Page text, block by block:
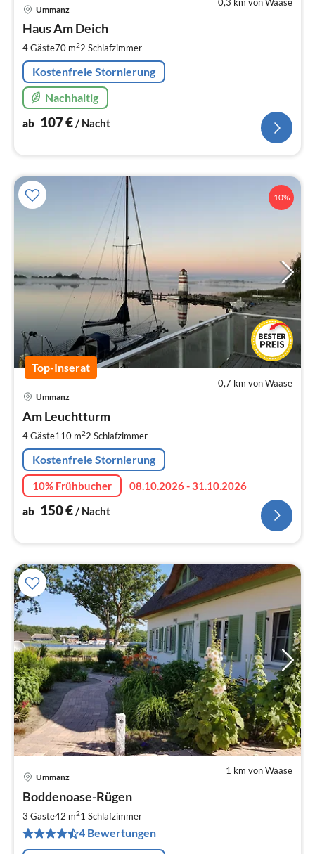
0,3 km von Waase
Ummanz
Haus Am Deich
4 Gäste70 m22 Schlafzimmer
Kostenfreie Stornierung
Nachhaltig
ab 107€/ Nacht
10%
Top-Inserat
0,7 km von Waase
Ummanz
Am Leuchtturm
4 Gäste110 m22 Schlafzimmer
Kostenfreie Stornierung
10% Frühbucher
08.10.2026 - 31.10.2026
ab 150€/ Nacht
1 km von Waase
Ummanz
Boddenoase-Rügen
3 Gäste42 m21 Schlafzimmer
4 Bewertungen